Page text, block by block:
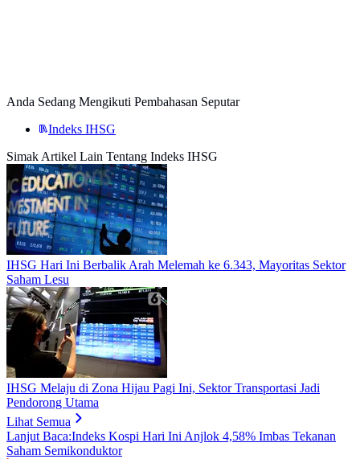
Anda Sedang Mengikuti Pembahasan Seputar
Indeks IHSG
Simak Artikel Lain Tentang Indeks IHSG
IHSG Hari Ini Berbalik Arah Melemah ke 6.343, Mayoritas Sektor
Saham Lesu
IHSG Melaju di Zona Hijau Pagi Ini, Sektor Transportasi Jadi
Pendorong Utama
Lihat Semua
Lanjut Baca:Indeks Kospi Hari Ini Anjlok 4,58% Imbas Tekanan
Saham Semikonduktor